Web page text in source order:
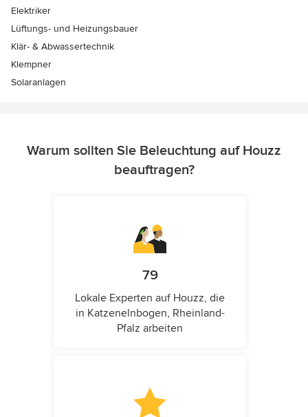
Elektriker
Lüftungs- und Heizungsbauer
Klär- & Abwassertechnik
Klempner
Solaranlagen
Warum sollten Sie Beleuchtung auf Houzz
beauftragen?
79
Lokale Experten auf Houzz, die
in Katzenelnbogen, Rheinland-
Pfalz arbeiten